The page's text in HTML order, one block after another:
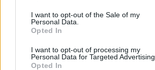
I want to opt-out of the Sale of my
Personal Data.
Opted In
I want to opt-out of processing my
Personal Data for Targeted Advertising.
Opted In